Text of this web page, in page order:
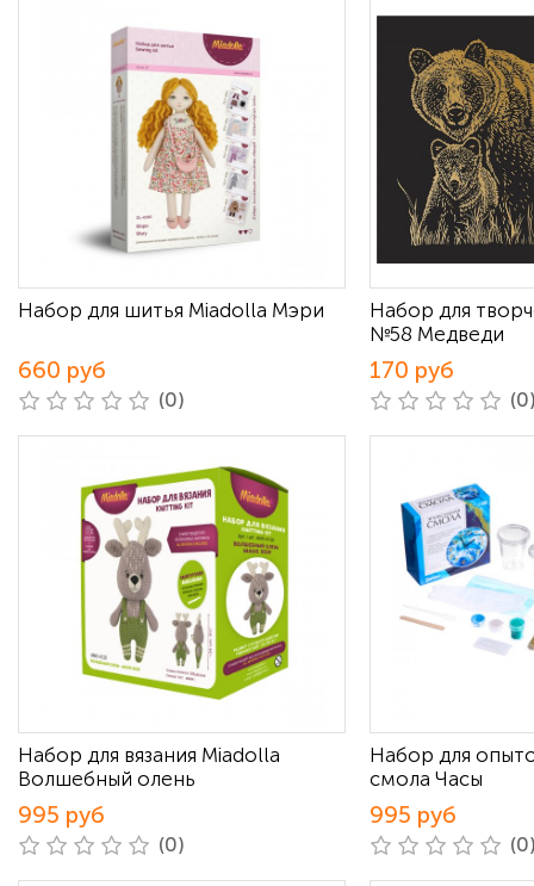
Набор для шитья Miadolla Мэри
660 руб
(0)
Набор для
№58 Медведи
170 руб
Набор для вязания Miadolla
Волшебный олень
995 руб
(0)
Набор для
смола Часы
995 руб